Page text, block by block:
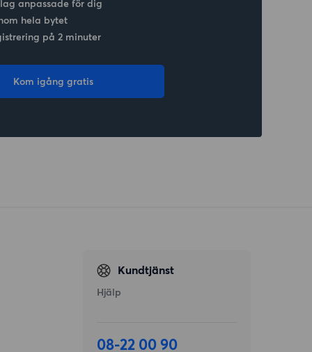
anpassade för dig
hela bytet
på 2 minuter
Kom igång gratis
Kundtjänst
Hjälp
08-22 00 90